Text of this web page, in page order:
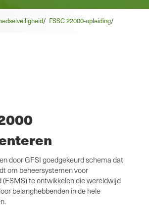
/ FSSC 22000-opleiding/
door GFSI goedgekeurd schema dat
om beheersystemen voor
(FSMS) te ontwikkelen die wereldwijd
belanghebbenden in de hele